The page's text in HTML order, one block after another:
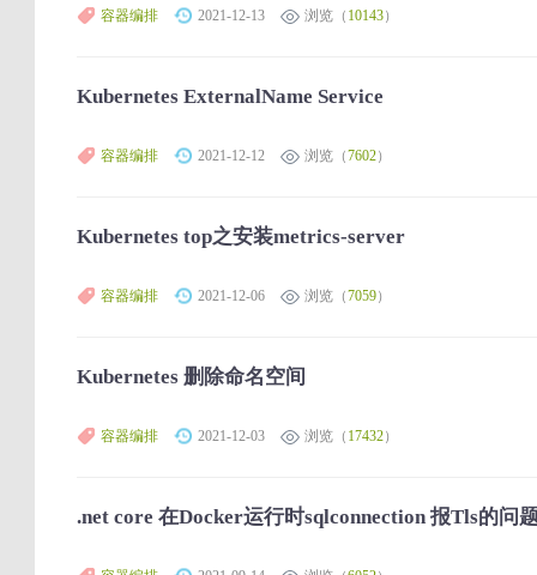
容器编排 2021-12-13 浏览（ 10143）
Kubernetes ExternalName Service
容器编排 2021-12-12 浏览（7602）
Kubernetes top之安装metrics-server
容器编排 2021-12-06 浏览（7059）
Kubernetes 删除命名空间
容器编排 2021-12-03 浏览（ 17432）
.net core 在Docker运行时sqlconnection 报Tls的问